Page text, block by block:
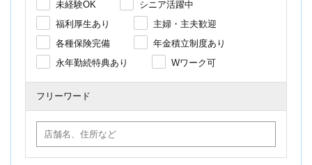
未経験OK
シニア活躍中
福利厚生あり
主婦・主夫歓迎
各種保険完備
年金積立制度あり
永年勤続特典あり
Wワーク可
フリーワード